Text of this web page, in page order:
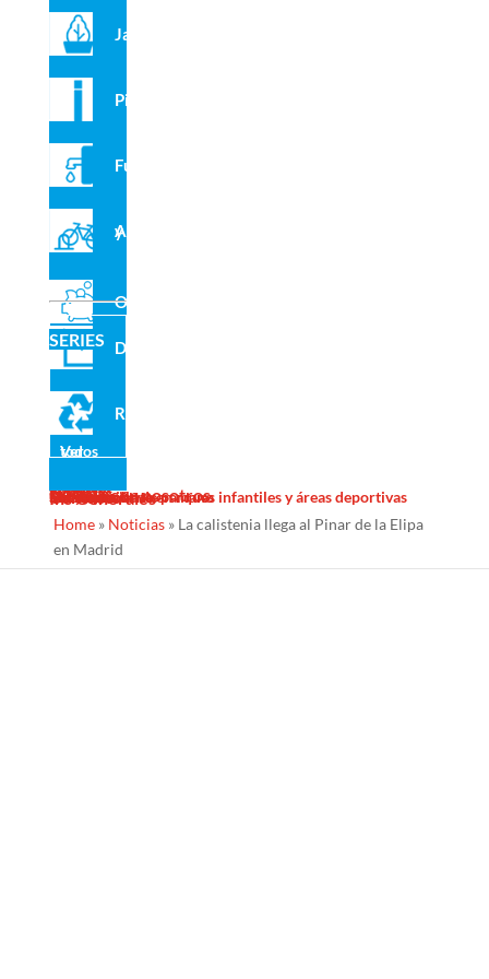
Jardineras
Pilonas
Fuentes
Aparcabicis y VMP
Outlet
SERIES Domo
Reciclado
Ver todos
Sombras Textiles
Noticias
Galería
Trabaja con nosotros
Servicios
Diseño
Fabricacion
Mantenimiento
Proyectos llave en mano
Desinfección de parques infantiles y áreas deportivas
Contacto
Ins Generales
Home» Noticias» La calistenia llega al Pinar de la Elipa
en Madrid